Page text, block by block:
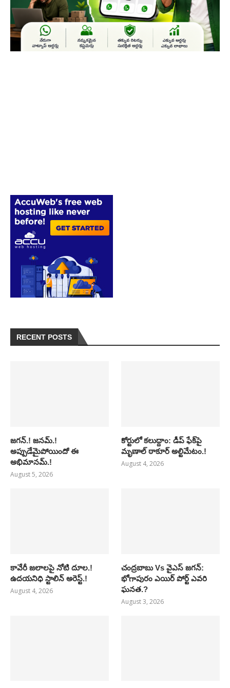
RECENT POSTS
జగన్.! జనమ్.!
అప్పుడేమైపోయిందో ఈ
అభిమానమ్.!
August 5, 2026
కోర్టులో కలుద్దాం: డీప్ ఫేక్‌పై
మృణాల్ ఠాకూర్ అల్టిమేటం.!
August 4, 2026
కావేరీ జలాలపై నోటి దూల.!
ఉదయనిధి స్టాలిన్ అరెస్ట్.!
August 4, 2026
చంద్రబాబు Vs వైఎస్ జగన్:
భోగాపురం ఎయిర్ పోర్ట్ ఎవరి
ఘనత.?
August 3, 2026